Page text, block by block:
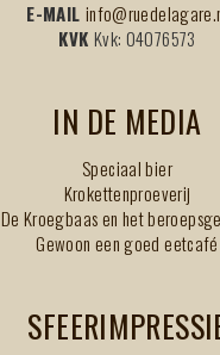
E-MAIL
KVK Kvk: 04076573
IN DE MEDIA
Speciaal bier
Krokettenproeverij
De Kroegbaas en het
Gewoon een goed eetcafé